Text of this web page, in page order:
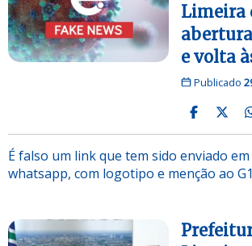
Limeira
e volta
Publicado
É falso um link que tem sido enviado
whatsapp, com logotipo e menção ao